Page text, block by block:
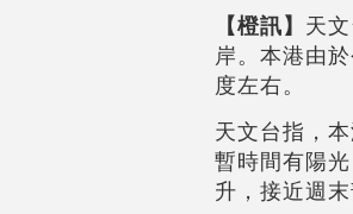
【橙訊】 天
岸。本港由
度左右。
天文台指，
暫時間有陽
升，接近週末